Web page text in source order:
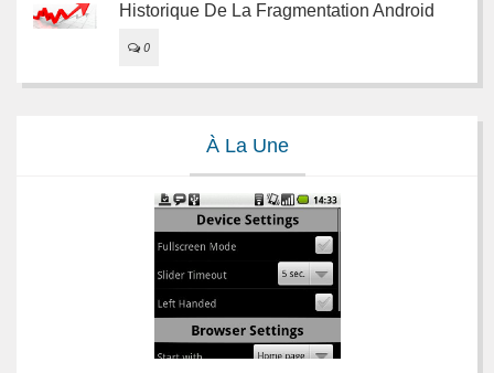
Historique De La Fragmentation Android
0
À La Une